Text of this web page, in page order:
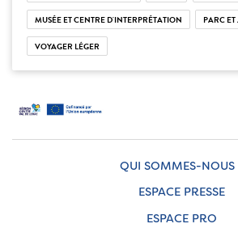
MUSÉE ET CENTRE D'INTERPRÉTATION PARC
VOYAGER LÉGER
QUI SOMMES-NOUS
ESPACE PRESSE
ESPACE PRO